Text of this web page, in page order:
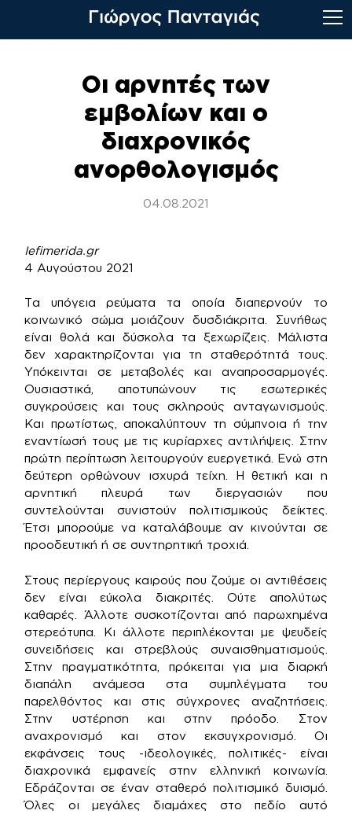
Οι αρνητές των
εμβολίων και ο
διαχρονικός
ανορθολογισμός
04.08.2021
Iefimerida.gr
4 Αυγούστου 2021
Τα υπόγεια ρεύματα τα οποία διαπερνούν το
κοινωνικό σώμα μοιάζουν δυσδιάκριτα. Συνήθως
είναι θολά και δύσκολα τα ξεχωρίζεις. Μάλιστα
δεν χαρακτηρίζονται για τη σταθερότητά τους.
Υπόκεινται σε μεταβολές και αναπροσαρμογές.
Ουσιαστικά, αποτυπώνουν τις εσωτερικές
συγκρούσεις και τους σκληρούς ανταγωνισμούς.
Και πρωτίστως, αποκαλύπτουν τη σύμπνοια ή την
εναντίωσή τους με τις κυρίαρχες αντιλήψεις. Στην
πρώτη περίπτωση λειτουργούν ευεργετικά. Ενώ στη
δεύτερη ορθώνουν ισχυρά τείχη. Η θετική και η
αρνητική πλευρά των διεργασιών που
συντελούνται συνιστούν πολιτισμικούς δείκτες.
Έτσι μπορούμε να καταλάβουμε αν κινούνται σε
προοδευτική ή σε συντηρητική τροχιά.
Στους περίεργους καιρούς που ζούμε οι αντιθέσεις
δεν είναι εύκολα διακριτές. Ούτε απολύτως
καθαρές. Άλλοτε συσκοτίζονται από παρωχημένα
στερεότυπα. Κι άλλοτε περιπλέκονται με ψευδείς
συνειδήσεις και στρεβλούς συναισθηματισμούς.
Στην πραγματικότητα, πρόκειται για μια διαρκή
διαπάλη ανάμεσα στα συμπλέγματα του
παρελθόντος και στις σύγχρονες αναζητήσεις.
Στην υστέρηση και στην πρόοδο. Στον
αναχρονισμό και στον εκσυγχρονισμό. Οι
εκφάνσεις τους -ιδεολογικές, πολιτικές- είναι
διαχρονικά εμφανείς στην ελληνική κοινωνία.
Εδράζονται σε έναν σταθερό πολιτισμικό δυισμό.
Όλες οι μεγάλες διαμάχες στο πεδίο αυτό